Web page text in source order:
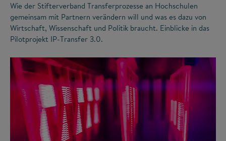
Wie der Stifterverband Transferprozesse an Hochschulen
gemeinsam mit Partnern verändern will und was es dazu von
Wirtschaft, Wissenschaft und Politik braucht. Einblicke in das
Pilotprojekt IP-Transfer 3.0.